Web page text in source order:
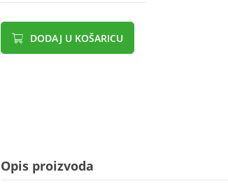
DODAJ U KOŠARICU
Opis proizvoda